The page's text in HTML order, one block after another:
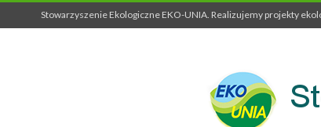
Stowarzyszenie Ekologiczne EKO-UNIA. Realizujemy projekty